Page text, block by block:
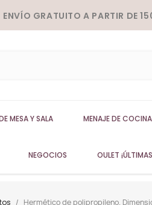
ENVÍO GRATUITO A PARTIR DE
MESA Y SALA MENAJE DE COCINA
NEGOCIOS OULET
Hermético de polipropileno.